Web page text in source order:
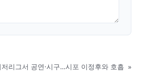
리그서 공연·시구…시포 이정후와 호흡 »